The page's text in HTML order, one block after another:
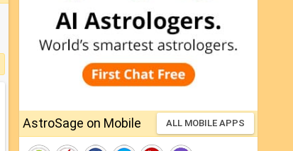
AstroSage on Mobile ALL MOBILE APPS